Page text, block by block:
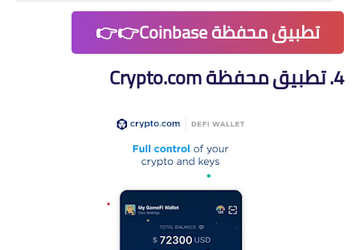
تطبيق محفظة Coinbase👉👉
4. تطبيق محفظة Crypto.com